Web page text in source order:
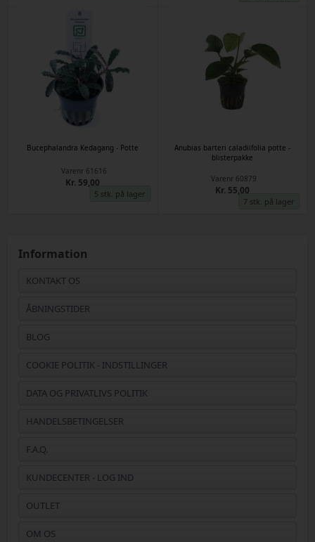
5 stk. på lager
Bucephalandra Kedagang - Potte
Varenr 61616
Kr. 59,00
7 stk. på lager
Anubias barteri caladiifolia potte -
blisterpakke
Varenr 60879
Kr. 55,00
Information
KONTAKT OS
ÅBNINGSTIDER
BLOG
COOKIE POLITIK - INDSTILLINGER
DATA OG PRIVATLIVS POLITIK
HANDELSBETINGELSER
F.A.Q.
KUNDECENTER - LOG IND
OUTLET
OM OS